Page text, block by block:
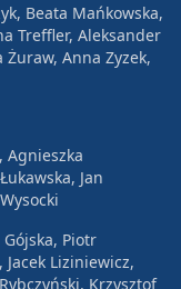
Beata Mańkowska,
Treffler, Aleksander
Żuraw, Anna Zyzek,
Agnieszka
Jan
Piotr
Jacek Liziniewicz,
Krzysztof